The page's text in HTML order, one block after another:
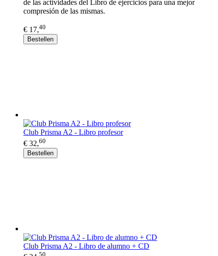
de las actividades del Libro de ejercicios para una mejor
compresión de las mismas.
€ 17,40
Bestellen
Club Prisma A2 - Libro profesor
€ 32,60
Bestellen
Club Prisma A2 - Libro de alumno + CD
50